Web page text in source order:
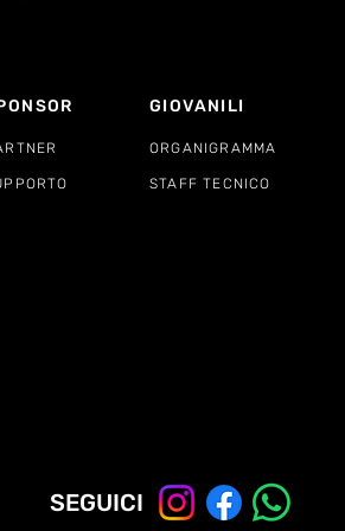
GIOVANILI
ORGANIGRAMMA
STAFF TECNICO
SEGUICI